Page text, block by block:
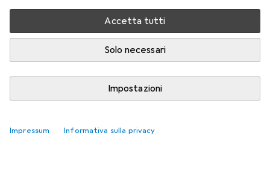
Accetta tutti
Solo necessari
Impostazioni
Impressum Informativa sulla privacy
Consegna tra lun, 17/8 e mer, 19/8
Più di 10 pezzi in stock presso il fornitore
Aggiungi al carrello